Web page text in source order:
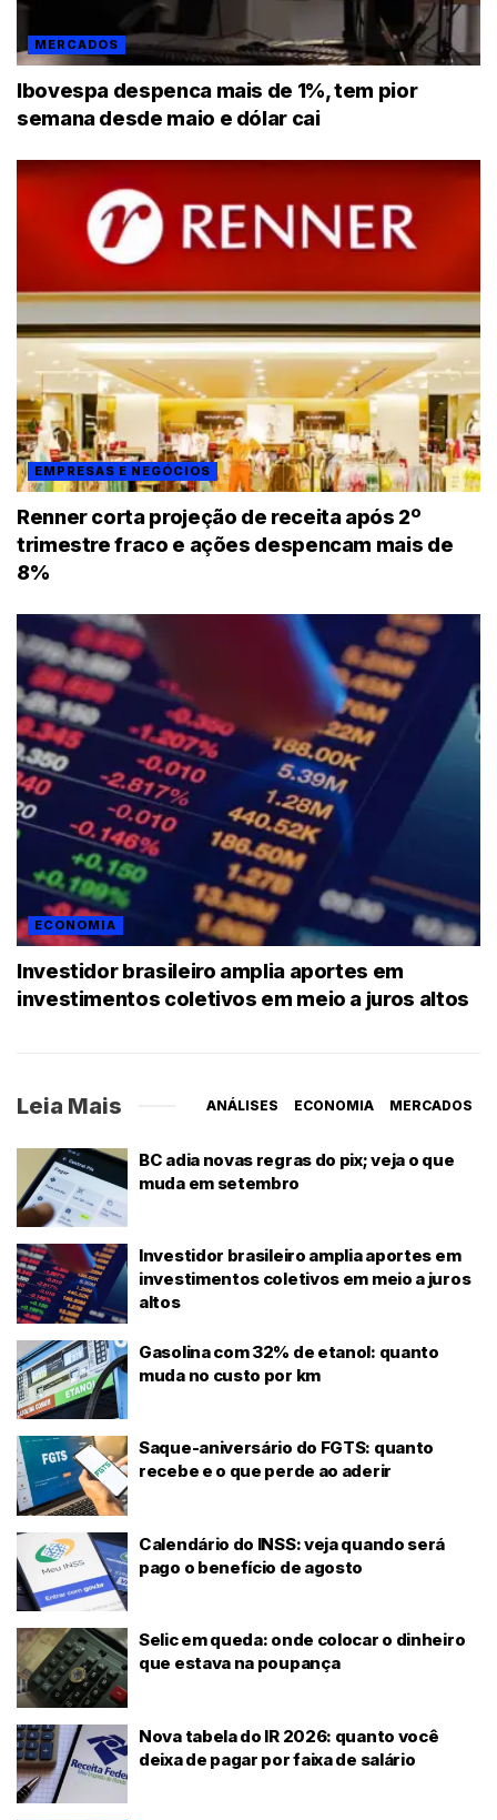
MERCADOS
Ibovespa despenca mais de 1%, tem pior
semana desde maio e dólar cai
EMPRESAS E NEGÓCIOS
Renner corta projeção de receita após 2º
trimestre fraco e ações despencam mais de
8%
ECONOMIA
Investidor brasileiro amplia aportes em
investimentos coletivos em meio a juros altos
Leia Mais ANÁLISES ECONOMIA MERCADOS
BC adia novas regras do pix; veja o que
muda em setembro
Investidor brasileiro amplia aportes em
investimentos coletivos em meio a juros
altos
Gasolina com 32% de etanol: quanto
muda no custo por km
Saque-aniversário do FGTS: quanto
recebe e o que perde ao aderir
Calendário do INSS: veja quando será
pago o benefício de agosto
Selic em queda: onde colocar o dinheiro
que estava na poupança
Nova tabela do IR 2026: quanto você
deixa de pagar por faixa de salário